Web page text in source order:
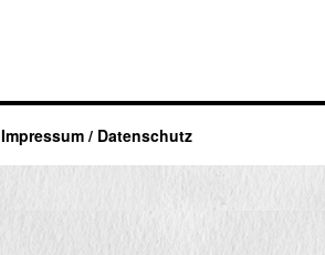
Impressum / Datenschutz